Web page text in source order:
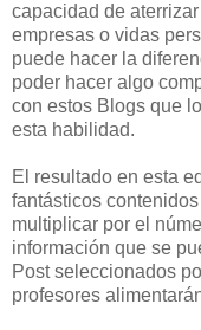
capacidad de
empresas o vidas
puede hacer la
poder hacer algo
con estos Blogs que
esta habilidad.
El resultado en esta
fantásticos
multiplicar por el
información que se
Post seleccionados
profesores